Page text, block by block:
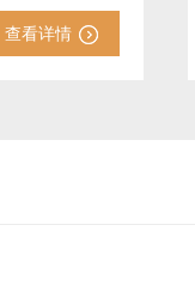
查看详情